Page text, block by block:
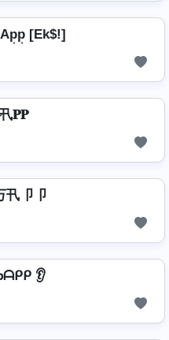
[Ek$!]
𝐏𝐏
卂卩卩
👂